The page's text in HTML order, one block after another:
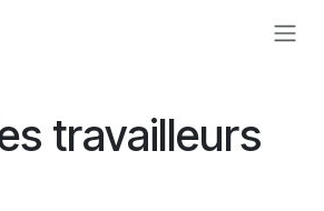
travailleurs